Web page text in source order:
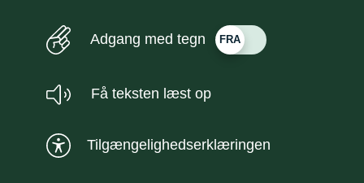
Adgang med tegn
Få teksten læst op
Tilgængelighedserklæringen